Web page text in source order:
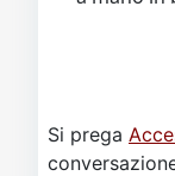
Si prega